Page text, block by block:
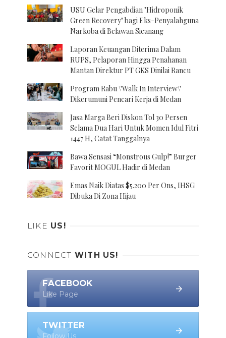
USU Gelar Pengabdian "Hidroponik
Green Recovery" bagi Eks-Penyalahguna
Narkoba di Belawan Sicanang
Laporan Keuangan Diterima Dalam
RUPS, Pelaporan Hingga Penahanan
Mantan Direktur PT GKS Dinilai Rancu
Program Rabu \'Walk In Interview\'
Dikerumuni Pencari Kerja di Medan
Jasa Marga Beri Diskon Tol 30 Persen
Selama Dua Hari Untuk Momen Idul Fitri
1447 H, Catat Tanggalnya
Bawa Sensasi “Monstrous Gulp!” Burger
Favorit MOGUL Hadir di Medan
Emas Naik Diatas $5.200 Per Ons, IHSG
Dibuka Di Zona Hijau
LIKE US!
CONNECT WITH US!
FACEBOOK
Like Page
TWITTER
Follow Us